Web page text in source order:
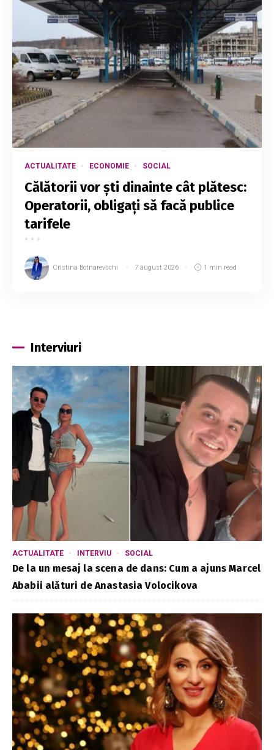
ACTUALITATE ECONOMIE SOCIAL
Călătorii vor ști dinainte cât plătesc:
Operatorii, obligați să facă publice
tarifele
Cristina Botnarevschi 7 august 2026 1 min read
Interviuri
ACTUALITATE INTERVIU SOCIAL
De la un mesaj la scena de dans: Cum a ajuns Marcel
Ababii alături de Anastasia Volocikova